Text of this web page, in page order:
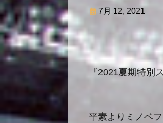
7月 12, 2021
『2021夏期特別
平素よりミノベ